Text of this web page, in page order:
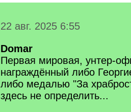
22 авг. 2025 6:55
Domar
Первая мировая, унтер-
награждённый либо
либо медалью "За
здесь не определить...